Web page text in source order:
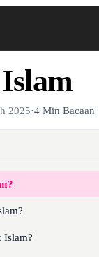
2025·4 Min Bacaan
Islam?